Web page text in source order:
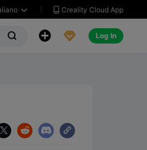
  Creality Cloud App
   Log In
   